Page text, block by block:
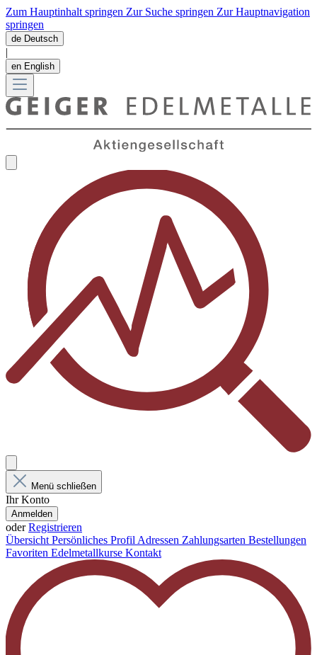
Zum Hauptinhalt springen Zur Suche springen Zur Hauptnavigation
springen
de Deutsch
|
en English
Menü schließen
Ihr Konto
Anmelden
oderRegistrieren
ÜbersichtPersönliches ProfilAdressen Zahlungsarten Bestellungen
Favoriten Edelmetallkurse Kontakt